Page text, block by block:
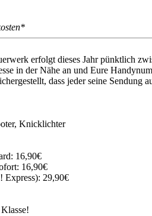
erfolgt dieses Jahr pünktlich
in der Nähe an und Eure
dass jeder seine Sendung
Knicklichter
16,90€
16,90€
Express): 29,90€